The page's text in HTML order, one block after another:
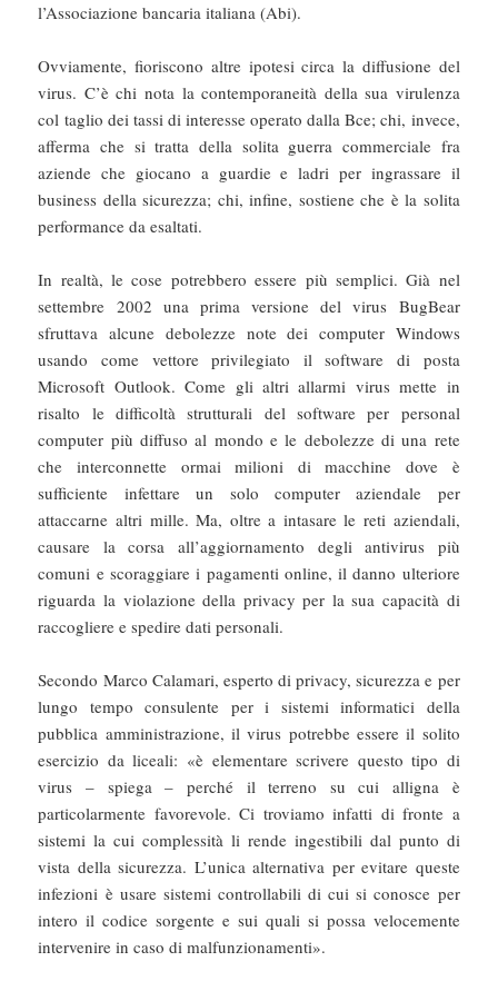
l’Associazione bancaria italiana (Abi).
Ovviamente, fioriscono altre ipotesi circa la diffusione del
virus. C’è chi nota la contemporaneità della sua virulenza
col taglio dei tassi di interesse operato dalla Bce; chi, invece,
afferma che si tratta della solita guerra commerciale fra
aziende che giocano a guardie e ladri per ingrassare il
business della sicurezza; chi, infine, sostiene che è la solita
performance da esaltati.
In realtà, le cose potrebbero essere più semplici. Già nel
settembre 2002 una prima versione del virus BugBear
sfruttava alcune debolezze note dei computer Windows
usando come vettore privilegiato il software di posta
Microsoft Outlook. Come gli altri allarmi virus mette in
risalto le difficoltà strutturali del software per personal
computer più diffuso al mondo e le debolezze di una rete
che interconnette ormai milioni di macchine dove è
sufficiente infettare un solo computer aziendale per
attaccarne altri mille. Ma, oltre a intasare le reti aziendali,
causare la corsa all’aggiornamento degli antivirus più
comuni e scoraggiare i pagamenti online, il danno ulteriore
riguarda la violazione della privacy per la sua capacità di
raccogliere e spedire dati personali.
Secondo Marco Calamari, esperto di privacy, sicurezza e per
lungo tempo consulente per i sistemi informatici della
pubblica amministrazione, il virus potrebbe essere il solito
esercizio da liceali: «è elementare scrivere questo tipo di
virus – spiega – perché il terreno su cui alligna è
particolarmente favorevole. Ci troviamo infatti di fronte a
sistemi la cui complessità li rende ingestibili dal punto di
vista della sicurezza. L’unica alternativa per evitare queste
infezioni è usare sistemi controllabili di cui si conosce per
intero il codice sorgente e sui quali si possa velocemente
intervenire in caso di malfunzionamenti».